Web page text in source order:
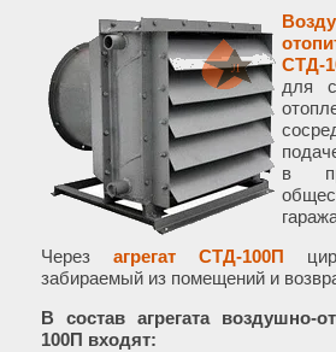
СТД-
для
в
Через агрегат СТД-100П
забираемый из помещений и
В состав агрегата воздушно-
100П входят: